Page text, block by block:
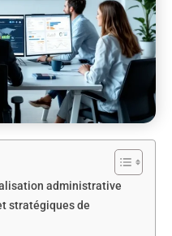
administrative
stratégiques de